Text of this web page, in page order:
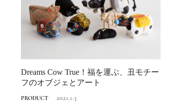
Dreams Cow True！福を運ぶ、丑モチー
フのオブジェとアート
PRODUCT 2021.1.3